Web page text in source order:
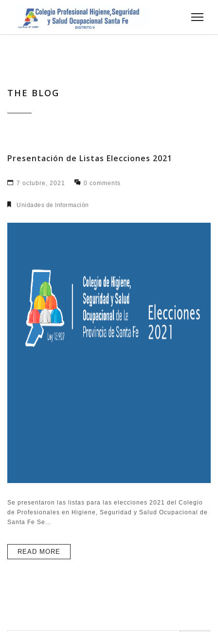
THE BLOG
Presentación de Listas Elecciones 2021
7 octubre, 2021 0 comments
Unidades de Información​
Se presentaron las listas para las elecciones 2021 del Colegio
de Profesionales en Higiene, Seguridad y Salud Ocupacional de
Santa Fe Se…
READ MORE